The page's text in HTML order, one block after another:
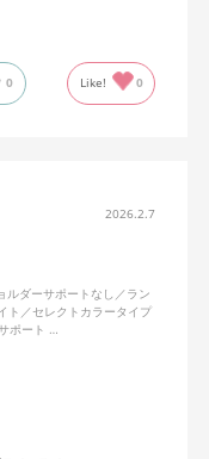
が、使っているうち
ーリング床で使って
のが難点でしょう
0 Like! 0
2026.2.7
ダーサポートなし／ラン
ト／セレクトカラータイプ
ポート …